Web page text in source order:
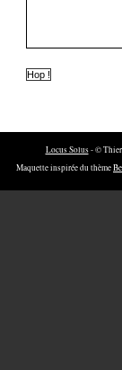
Locus Solus- ©
Maquette inspirée du thème